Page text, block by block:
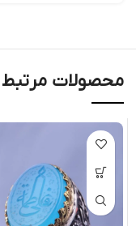
محصولات مرتبط